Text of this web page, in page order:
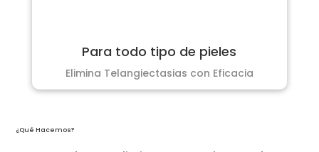
Para todo tipo de pieles
Elimina Telangiectasias con Eficacia
¿Qué Hacemos?